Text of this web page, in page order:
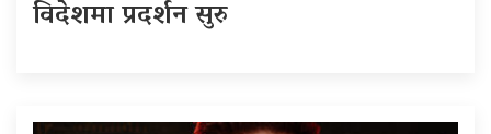
विदेशमा प्रदर्शन सुरु